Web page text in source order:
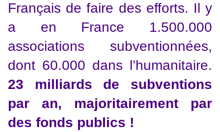
Français de faire des efforts. Il y
a en France 1.500.000
associations subventionnées,
dont 60.000 dans l’humanitaire.
23 milliards de subventions
par an, majoritairement par
des fonds publics !